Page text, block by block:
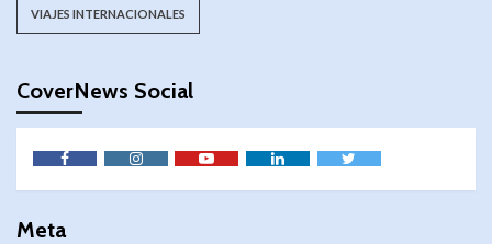
VIAJES INTERNACIONALES
CoverNews Social
Meta